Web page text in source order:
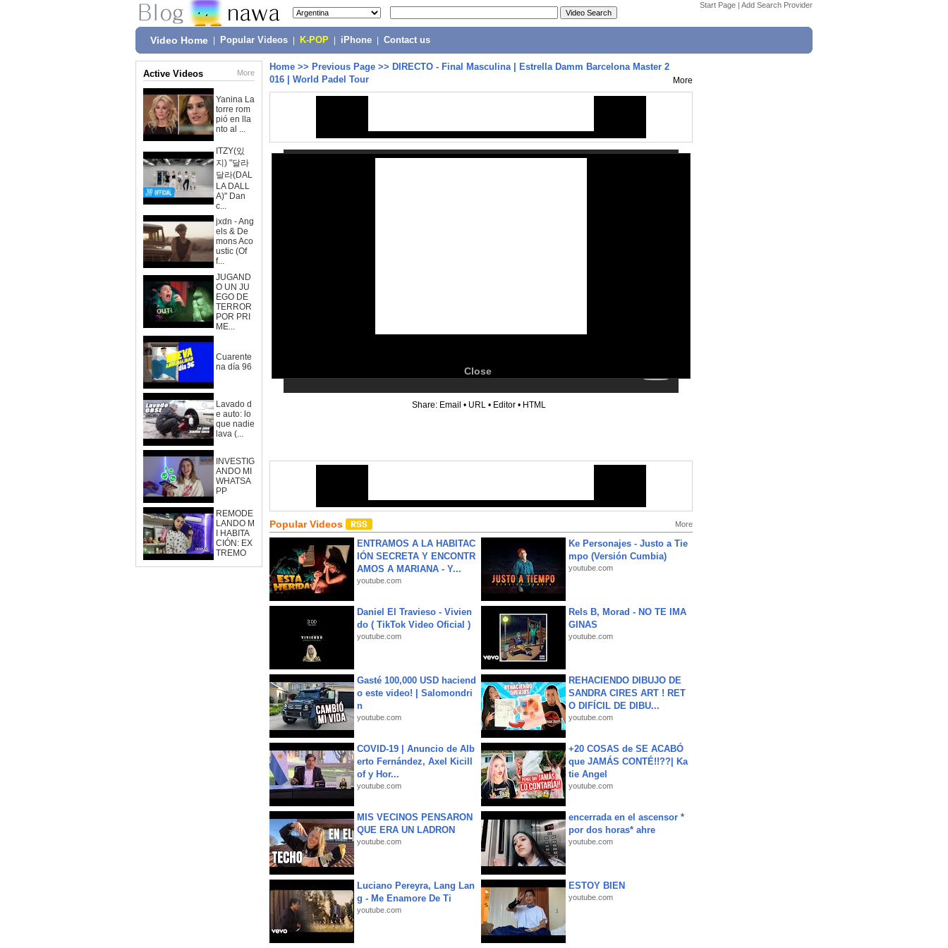
Start Page | Add Search Provider
Video Home Popular Videos K-POP iPhone Contact us
Active Videos More
Yanina La
torre rom
pió en lla
nto al ...
ITZY(있
지) "달라
달라(DAL
LA DALL
A)" Dan
c...
jxdn - Ang
els & De
mons Aco
ustic (Of
f...
JUGAND
O UN JU
EGO DE
TERROR
POR PRI
ME...
Cuarente
na día 96
Lavado d
e auto: lo
que nadie
lava (...
INVESTIG
ANDO MI
WHATSA
PP
REMODE
LANDO M
I HABITA
CIÓN: EX
TREMO
Home >> Previous Page >> DIRECTO - Final Masculina | Estrella Damm Barcelona Master 2
016 | World Padel Tour
More
Close
Share: Email • URL • Editor • HTML
Popular Videos More
ENTRAMOS A LA HABITAC
IÓN SECRETA Y ENCONTR
AMOS A MARIANA - Y...
youtube.com
Ke Personajes - Justo a Tie
mpo (Versión Cumbia)
youtube.com
Daniel El Travieso - Vivien
do ( TikTok Video Oficial )
youtube.com
Rels B, Morad - NO TE IMA
GINAS
youtube.com
Gasté 100,000 USD haciend
o este video! | Salomondri
n
youtube.com
REHACIENDO DIBUJO DE
SANDRA CIRES ART ! RET
O DIFÍCIL DE DIBU...
youtube.com
COVID-19 | Anuncio de Alb
erto Fernández, Axel Kicill
of y Hor...
youtube.com
+20 COSAS de SE ACABÓ
que JAMÁS CONTÉ!!??| Ka
tie Angel
youtube.com
MIS VECINOS PENSARON
QUE ERA UN LADRON
youtube.com
encerrada en el ascensor *
por dos horas* ahre
youtube.com
Luciano Pereyra, Lang Lan
g - Me Enamore De Ti
youtube.com
ESTOY BIEN
youtube.com